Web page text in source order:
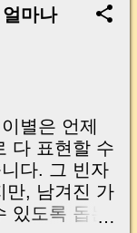
신 적 있으
끝나는 거 아
그렇지 않
는 날’이 아
제로 제가
요일 오후 3
그 자리에
이 있었습니
다. “내 대출
“매도인이 대
마나
별은 언제
다 표현할 수
다. 그 빈자
만, 남겨진 가
있도록 돕는